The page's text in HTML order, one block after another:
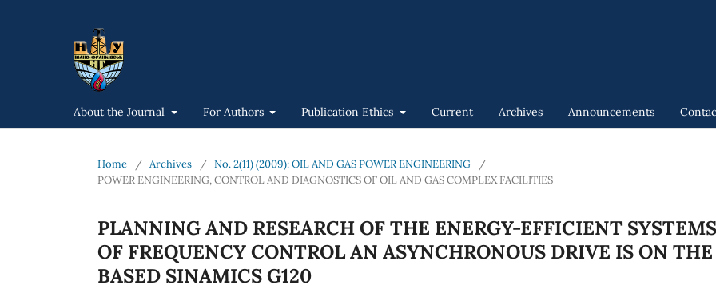
About the Journal For Authors Publication Ethics Current Archives Announcements
Home / Archives / No. 2(11) (2009): OIL AND GAS POWER ENGINEERING
/
POWER ENGINEERING, CONTROL AND DIAGNOSTICS OF OIL AND GAS COMPLEX FACILITIES
PLANNING AND RESEARCH OF THE ENERGY-EFFICIENT SYSTEMS
OF FREQUENCY CONTROL AN ASYNCHRONOUS DRIVE IS ON THE
BASED SINAMICS G120